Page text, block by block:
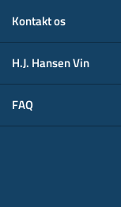
Kontakt os
H.J. Hansen Vin
FAQ